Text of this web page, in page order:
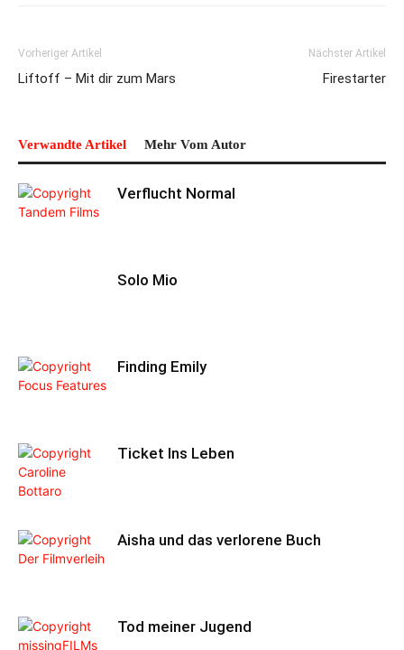
Vorheriger Artikel
Liftoff – Mit dir zum Mars
Nächster Artikel
Firestarter
Verwandte Artikel Mehr Vom Autor
Verflucht Normal
Solo Mio
Finding Emily
Ticket Ins Leben
Aisha und das verlorene Buch
Tod meiner Jugend